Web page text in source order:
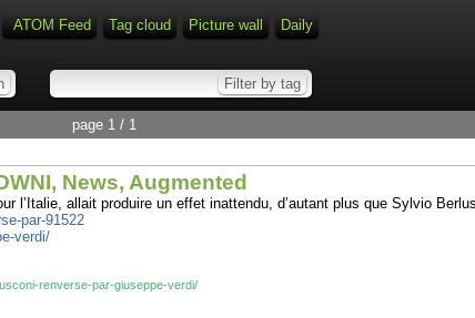
ATOM Feed Tag cloud Picture wall Daily
page 1 / 1
News, Augmented
l’Italie, allait produire un effet inattendu, d’autant plus que Sylvio
par-91522
verdi/
renverse-par-giuseppe-verdi/